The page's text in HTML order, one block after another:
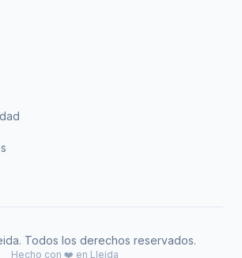
Todos los derechos reservados.
Hecho con ❤️ en Lleida